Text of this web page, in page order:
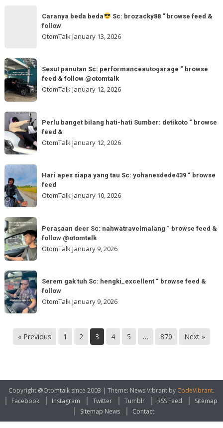
wahidmobil.id
&
Sc:
brozacky88
“
browse
&
follow
Caranya beda beda
Sc: brozacky88 “ browse feed &
follow
OtomTalkJanuary 13, 2026
SesuI
panutan
Sc:
performanceautogarage
“
browse
feed
&
@otomtalk
SesuI panutan Sc: performanceautogarage “ browse
feed & follow @otomtalk
OtomTalkJanuary 12, 2026
Perlu
banget
bilang
hati-
hati
Sumber:
detikoto
“
feed
&
Perlu banget bilang hati-hati Sumber: detikoto “ browse
feed &
OtomTalkJanuary 12, 2026
Hari
apes
siapa
yang
tau
Sc:
yohanesdede439
“
feed
Hari apes siapa yang tau Sc: yohanesdede439 “ browse
feed
OtomTalkJanuary 10, 2026
Perasaan
deer
Sc:
nahwatravelmalang
“
browse
feed
&
@otomtalk
Perasaan deer Sc: nahwatravelmalang “ browse feed &
follow @otomtalk
OtomTalk January 9, 2026
Serem
gak
tuh
Sc:
browse
follow
Serem gak tuh Sc: hengki_excellent “ browse feed &
follow
OtomTalkJanuary 9, 2026
« Previous 1 2 3 4 5 … 870 Next »
Copyright @Otomtalk since 2003 | Theme: News Vibrant by CodeVibrant.
Facebook
Instagram Twitter Tumblr RSS Feed
Sitemap
Sitemap News
Contact